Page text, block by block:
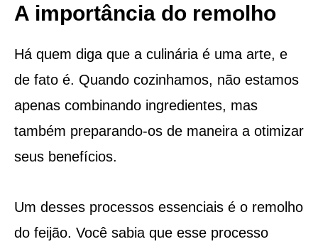
A importância do remolho
Há quem diga que a culinária é uma arte, e
de fato é. Quando cozinhamos, não estamos
apenas combinando ingredientes, mas
também preparando-os de maneira a otimizar
seus benefícios.
Um desses processos essenciais é o remolho
do feijão. Você sabia que esse processo